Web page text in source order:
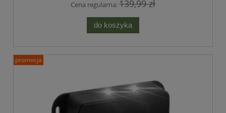
Cena regularna:139,99 zł
do koszyka
promocja